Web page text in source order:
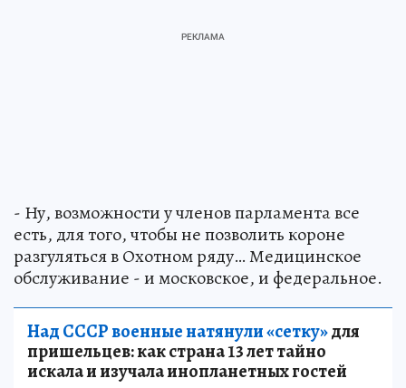
- Ну, возможности у членов парламента все
есть, для того, чтобы не позволить короне
разгуляться в Охотном ряду… Медицинское
обслуживание - и московское, и федеральное.
Над СССР военные натянули «сетку»для
пришельцев: как страна 13 лет тайно
искала и изучала инопланетных гостей